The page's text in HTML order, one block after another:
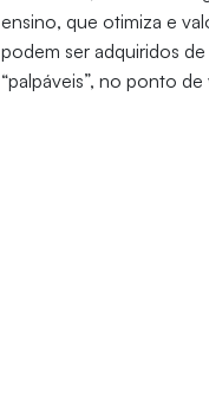
ensino, que otimiza e
podem ser adquiridos
“palpáveis”, no ponto